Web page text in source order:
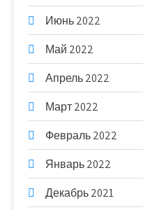
Июнь 2022
Май 2022
Апрель 2022
Март 2022
Февраль 2022
Январь 2022
Декабрь 2021